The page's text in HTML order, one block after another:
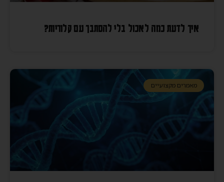
איך לדעת כמה לאכול בלי להסתבך עם קלוריות?
מאמרים מקצועיים